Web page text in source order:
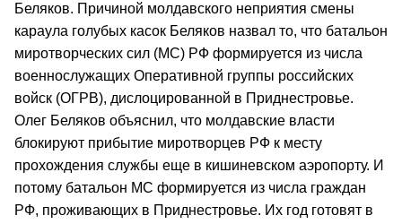
Беляков. Причиной молдавского неприятия смены
караула голубых касок Беляков назвал то, что батальон
миротворческих сил (МС) РФ формируется из числа
военнослужащих Оперативной группы российских
войск (ОГРВ), дислоцированной в Приднестровье.
Олег Беляков объяснил, что молдавские власти
блокируют прибытие миротворцев РФ к месту
прохождения службы еще в кишиневском аэропорту. И
потому батальон МС формируется из числа граждан
РФ, проживающих в Приднестровье. Их год готовят в